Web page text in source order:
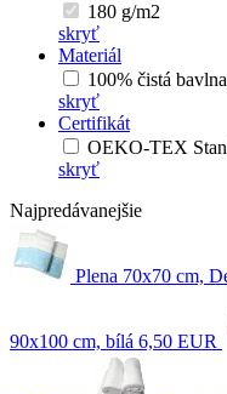
180 g/m2
skryť
Materiál
100% čistá bavlna
skryť
Certifikát
OEKO-TEX
skryť
Najpredávanejšie
Plena 70x70 cm,
90x100 cm, bílá 6,50 EUR